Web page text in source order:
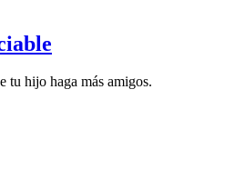
tu hijo haga más amigos.